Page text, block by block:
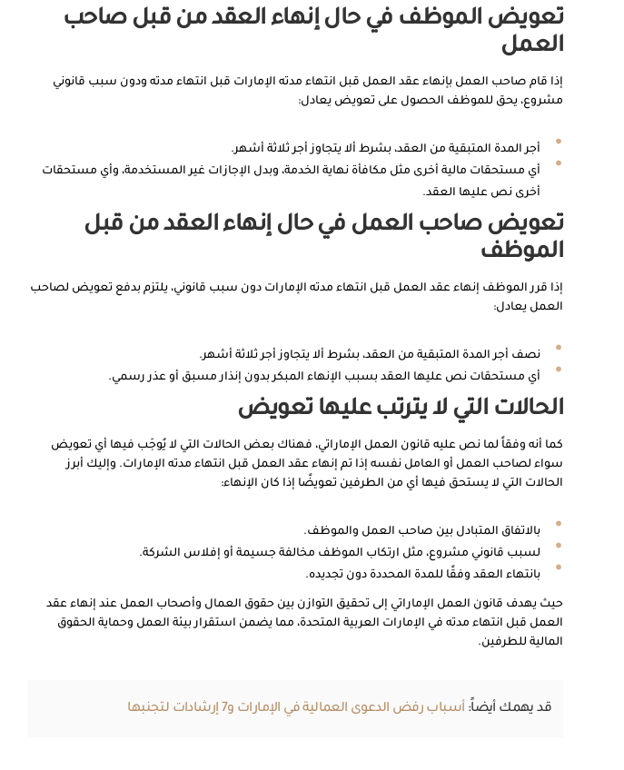
تعويض الموظف في حال إنهاء العقد من قبل صاحب
العمل
إذا قام صاحب العمل بإنهاء عقد العمل قبل انتهاء مدته الإمارات قبل انتهاء مدته ودون سبب قانوني
مشروع، يحق للموظف الحصول على تعويض يعادل:
أجر المدة المتبقية من العقد، بشرط ألا يتجاوز أجر ثلاثة أشهر.
أي مستحقات مالية أخرى مثل مكافأة نهاية الخدمة، وبدل الإجازات غير المستخدمة، وأي مستحقات
أخرى نص عليها العقد.
تعويض صاحب العمل في حال إنهاء العقد من قبل
الموظف
إذا قرر الموظف إنهاء عقد العمل قبل انتهاء مدته الإمارات دون سبب قانوني، يلتزم بدفع تعويض لصاحب
العمل يعادل:
نصف أجر المدة المتبقية من العقد، بشرط ألا يتجاوز أجر ثلاثة أشهر.
أي مستحقات نص عليها العقد بسبب الإنهاء المبكر بدون إنذار مسبق أو عذر رسمي.
الحالات التي لا يترتب عليها تعويض
كما أنه وفقاً لما نص عليه قانون العمل الإماراتي، فهناك بعض الحالات التي لا يُوجَب فيها أي تعويض
سواء لصاحب العمل أو العامل نفسه إذا تم إنهاء عقد العمل قبل انتهاء مدته الإمارات. وإليك أبرز
الحالات التي لا يستحق فيها أي من الطرفين تعويضًا إذا كان الإنهاء:
بالاتفاق المتبادل بين صاحب العمل والموظف.
لسبب قانوني مشروع، مثل ارتكاب الموظف مخالفة جسيمة أو إفلاس الشركة.
بانتهاء العقد وفقًا للمدة المحددة دون تجديده.
حيث يهدف قانون العمل الإماراتي إلى تحقيق التوازن بين حقوق العمال وأصحاب العمل عند إنهاء عقد
العمل قبل انتهاء مدته في الإمارات العربية المتحدة، مما يضمن استقرار بيئة العمل وحماية الحقوق
المالية للطرفين.
قد يهمك أيضاً: أسباب رفض الدعوى العمالية في الإمارات و7 إرشادات لتجنبها